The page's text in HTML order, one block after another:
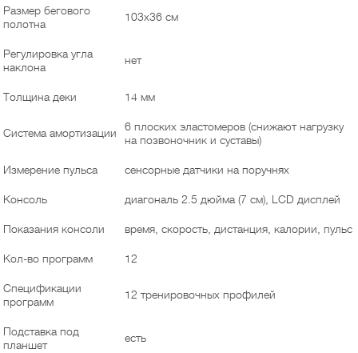
Размер бегового
полотна
103х36 см
Регулировка угла
наклона
нет
Толщина деки 14 мм
Система амортизации
6 плоских эластомеров (снижают нагрузку
на позвоночник и суставы)
Измерение пульса сенсорные датчики на поручнях
Консоль диагональ 2.5 дюйма (7 см), LCD дисплей
Показания консоли время, скорость, дистанция, калории, пульс
Кол-во программ 12
Спецификации
программ
12 тренировочных профилей
Подставка под
планшет
есть